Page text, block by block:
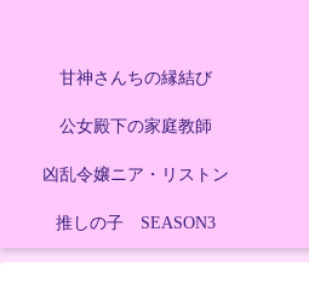
甘神さんちの縁結び
公女殿下の家庭教師
凶乱令嬢ニア・リストン
推しの子 SEASON3